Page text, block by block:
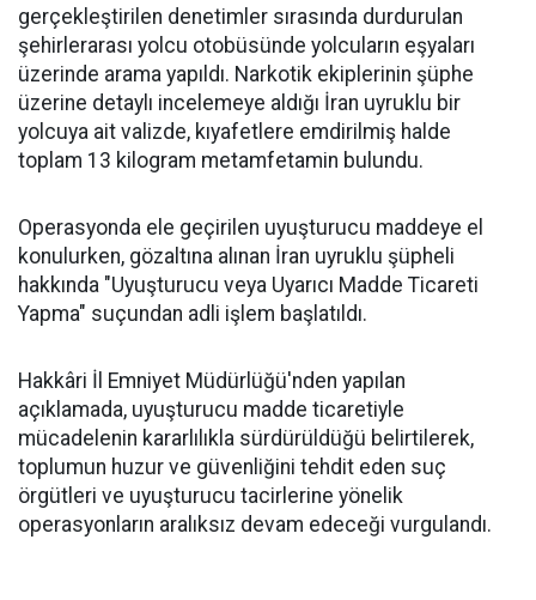
gerçekleştirilen denetimler sırasında durdurulan
şehirlerarası yolcu otobüsünde yolcuların eşyaları
üzerinde arama yapıldı. Narkotik ekiplerinin şüphe
üzerine detaylı incelemeye aldığı İran uyruklu bir
yolcuya ait valizde, kıyafetlere emdirilmiş halde
toplam 13 kilogram metamfetamin bulundu.
Operasyonda ele geçirilen uyuşturucu maddeye el
konulurken, gözaltına alınan İran uyruklu şüpheli
hakkında "Uyuşturucu veya Uyarıcı Madde Ticareti
Yapma" suçundan adli işlem başlatıldı.
Hakkâri İl Emniyet Müdürlüğü'nden yapılan
açıklamada, uyuşturucu madde ticaretiyle
mücadelenin kararlılıkla sürdürüldüğü belirtilerek,
toplumun huzur ve güvenliğini tehdit eden suç
örgütleri ve uyuşturucu tacirlerine yönelik
operasyonların aralıksız devam edeceği vurgulandı.